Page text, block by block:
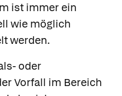
ist immer ein
wie möglich
werden.
oder
Vorfall im Bereich